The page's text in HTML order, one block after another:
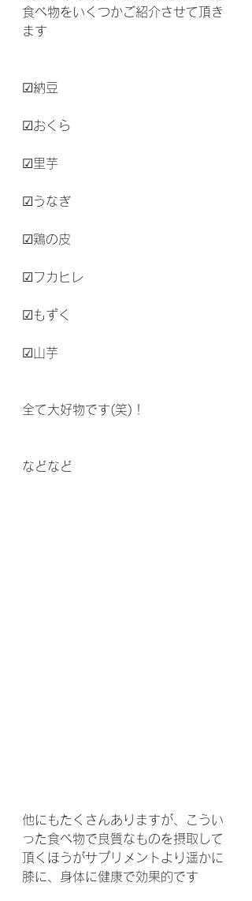
食べ物をいくつかご紹介させて頂き
ます
☑納豆
☑おくら
☑里芋
☑うなぎ
☑鶏の皮
☑フカヒレ
☑もずく
☑山芋
全て大好物です(笑)！
などなど
他にもたくさんありますが、こうい
った食べ物で良質なものを摂取して
頂くほうがサプリメントより遥かに
膝に、身体に健康で効果的です